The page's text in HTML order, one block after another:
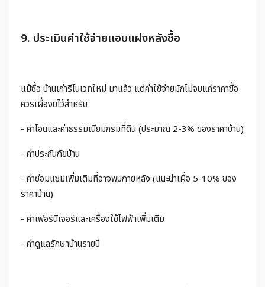
9. ประเมินค่าใช้จ่ายแอบแฝงหลังซื้อ
แม้ซื้อ บ้านเก่ารีโนเวทใหม่ มาแล้ว แต่ค่าใช้จ่ายมักไม่จบแค่ราคาซื้อ
ควรเผื่องบไว้สำหรับ
- ค่าโอนและค่าธรรมเนียมกรมที่ดิน (ประมาณ 2-3% ของราคาบ้าน)
- ค่าประกันภัยบ้าน
- ค่าซ่อมแซมเพิ่มเติมที่อาจพบภายหลัง (แนะนำเผื่อ 5-10% ของ
ราคาบ้าน)
- ค่าเฟอร์นิเจอร์และเครื่องใช้ไฟฟ้าเพิ่มเติม
- ค่าดูแลรักษาบ้านรายปี